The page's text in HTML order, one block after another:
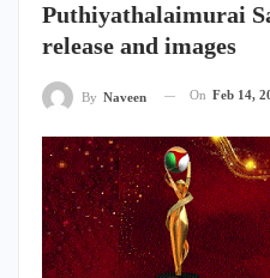
Puthiyathalaimurai
release and images
By Naveen On Feb 14,